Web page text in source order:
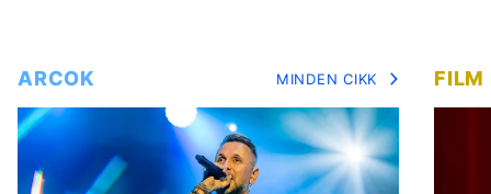
ARCOK MINDEN CIKK FILM